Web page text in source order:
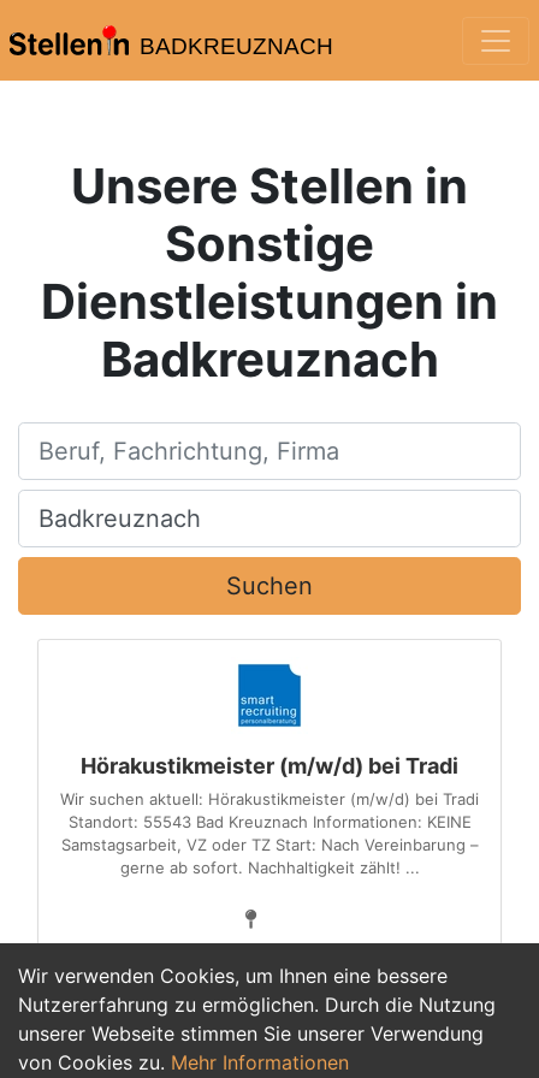
BADKREUZNACH
Wir verwenden Cookies, um Ihnen eine bessere
Nutzererfahrung zu ermöglichen. Durch die Nutzung
unserer Webseite stimmen Sie unserer Verwendung
von Cookies zu. Mehr Informationen
Unsere Stellen in
Sonstige
Dienstleistungen in
Badkreuznach
Beruf, Fachrichtung, Firma
Ort, Stadt
Suchen
Hörakustikmeister (m/w/d) bei Tradi
Wir suchen aktuell: Hörakustikmeister (m/w/d) bei Tradi
Standort: 55543 Bad Kreuznach Informationen: KEINE
Samstagsarbeit, VZ oder TZ Start: Nach Vereinbarung –
gerne ab sofort. Nachhaltigkeit zählt! ...
1